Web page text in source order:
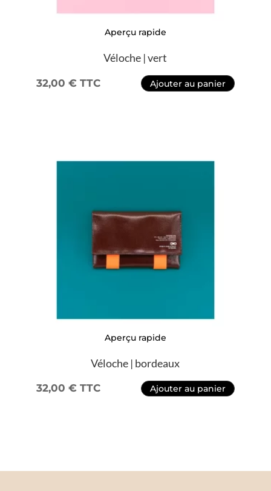
Aperçu rapide
Véloche | vert
32,00 € TTC Ajouter au panier
Aperçu rapide
Véloche | bordeaux
32,00 € TTC Ajouter au panier